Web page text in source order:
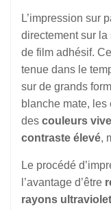
L’impression sur
directement sur
de film adhésif.
tenue dans le
sur de grands
blanche mate,
des couleurs
contraste élevé,
Le procédé
l’avantage d’être
rayons